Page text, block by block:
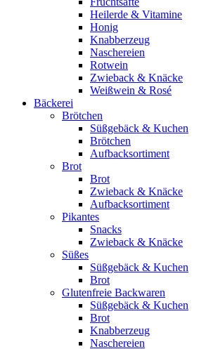
Heilerde & Vitamine
Honig
Knabberzeug
Naschereien
Rotwein
Zwieback & Knäcke
Weißwein & Rosé
Bäckerei
Brötchen
Süßgebäck & Kuchen
Brötchen
Aufbacksortiment
Brot
Brot
Zwieback & Knäcke
Aufbacksortiment
Pikantes
Snacks
Zwieback & Knäcke
Süßes
Süßgebäck & Kuchen
Brot
Glutenfreie Backwaren
Süßgebäck & Kuchen
Brot
Knabberzeug
Naschereien